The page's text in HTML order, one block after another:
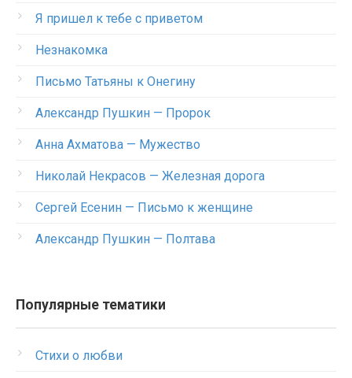
Я пришел к тебе с приветом
Незнакомка
Письмо Татьяны к Онегину
Александр Пушкин — Пророк
Анна Ахматова — Мужество
Николай Некрасов — Железная дорога
Сергей Есенин — Письмо к женщине
Александр Пушкин — Полтава
Популярные тематики
Стихи о любви